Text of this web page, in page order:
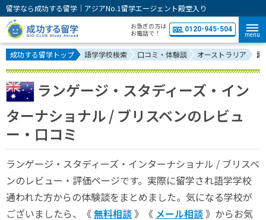
留学なら成功する留学｜アジアNo.1留学エージェント殿堂入り
お急ぎの方は
お電話で！
0120-945-504
menu
成功する留学トップ 語学学校検索 口コミ・体験談 オーストラリア 評
ランゲージ・スタディーズ・イン
ターナショナル / ブリスベンのレビュ
ー・口コミ
ランゲージ・スタディーズ・インターナショナル / ブリスベ
ンのレビュー・評価ページです。実際に留学され語学学校
通われた方からの体験談をまとめました。気になる学校が
ございましたら、《 無料相談 》《 メール相談 》からお気